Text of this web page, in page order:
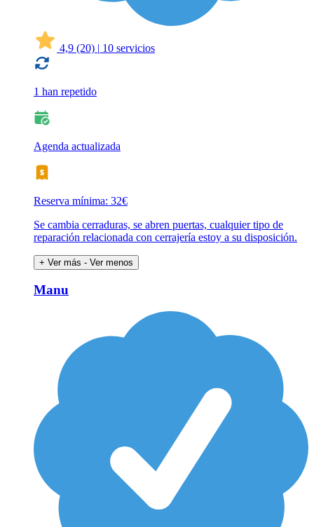
4,9 (20) | 10 servicios
1 han repetido
Agenda actualizada
Reserva mínima: 32€
Se cambia cerraduras, se abren puertas, cualquier tipo de
reparación relacionada con cerrajería estoy a su disposición.
+ Ver más - Ver menos
Manu